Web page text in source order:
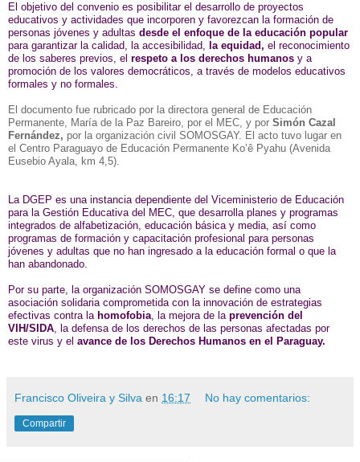
El objetivo del convenio es posibilitar el desarrollo de proyectos
educativos y actividades que incorporen y favorezcan la formación de
personas jóvenes y adultas desde el enfoque de la educación popular
para garantizar la calidad, la accesibilidad, la equidad, el reconocimiento
de los saberes previos, el respeto a los derechos humanos y a
promoción de los valores democráticos, a través de modelos educativos
formales y no formales.
El documento fue rubricado por la directora general de Educación
Permanente, María de la Paz Bareiro, por el MEC, y por Simón Cazal
Fernández, por la organización civil SOMOSGAY. El acto tuvo lugar en
el Centro Paraguayo de Educación Permanente Ko’ê Pyahu (Avenida
Eusebio Ayala, km 4,5).
La DGEP es una instancia dependiente del Viceministerio de Educación
para la Gestión Educativa del MEC, que desarrolla planes y programas
integrados de alfabetización, educación básica y media, así como
programas de formación y capacitación profesional para personas
jóvenes y adultas que no han ingresado a la educación formal o que la
han abandonado.
Por su parte, la organización SOMOSGAY se define como una
asociación solidaria comprometida con la innovación de estrategias
efectivas contra la homofobia, la mejora de la prevención del
VIH/SIDA, la defensa de los derechos de las personas afectadas por
este virus y el avance de los Derechos Humanos en el Paraguay.
Francisco Oliveira y Silva en 16:17 No hay comentarios:
Compartir